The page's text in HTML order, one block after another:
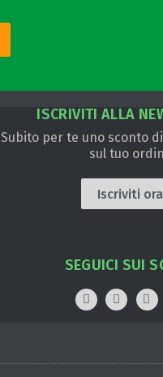
ISCRIVITI ALLA
Subito per te uno sconto
sul tuo
Iscriviti
SEGUICI SUI